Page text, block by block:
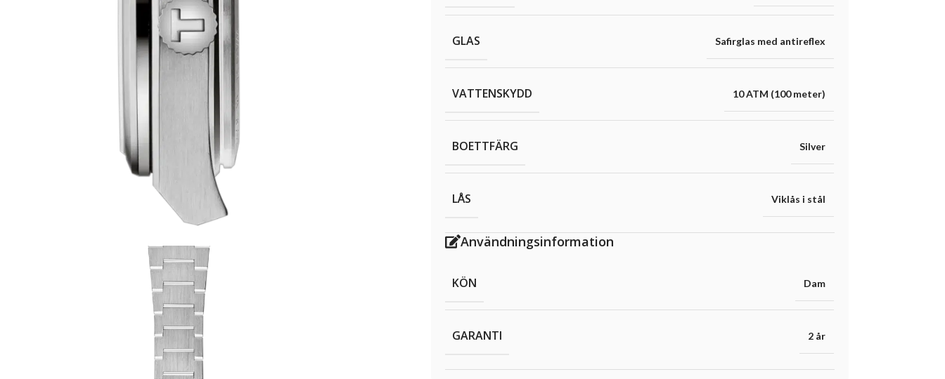
GLAS Safirglas med antireflex
VATTENSKYDD 10 ATM (100 meter)
BOETTFÄRG Silver
LÅS Viklås i stål
Användningsinformation
KÖN Dam
GARANTI 2 år